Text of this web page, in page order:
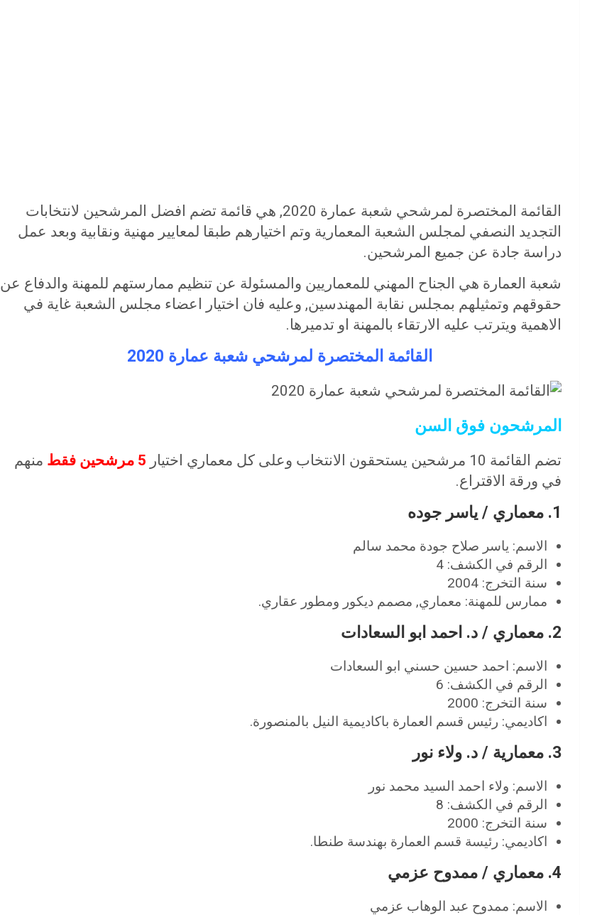
القائمة المختصرة لمرشحي شعبة عمارة 2020, هي قائمة تضم افضل المرشحين لانتخابات
التجديد النصفي لمجلس الشعبة المعمارية وتم اختيارهم طبقا لمعايير مهنية ونقابية وبعد عمل
دراسة جادة عن جميع المرشحين.
شعبة العمارة هي الجناح المهني للمعماريين والمسئولة عن تنظيم ممارستهم للمهنة والدفاع عن
حقوقهم وتمثيلهم بمجلس نقابة المهندسين, وعليه فان اختيار اعضاء مجلس الشعبة غاية في
الاهمية ويترتب عليه الارتقاء بالمهنة او تدميرها.
القائمة المختصرة لمرشحي شعبة عمارة 2020
المرشحون فوق السن
تضم القائمة 10 مرشحين يستحقون الانتخاب وعلى كل معماري اختيار 5 مرشحين فقط
منهم
في ورقة الاقتراع.
1. معماري / ياسر جوده
الاسم: ياسر صلاح جودة محمد سالم
الرقم في الكشف: 4
سنة التخرج: 2004
ممارس للمهنة: معماري, مصمم ديكور ومطور عقاري.
2. معماري / د. احمد ابو السعادات
الاسم: احمد حسين حسني ابو السعادات
الرقم في الكشف: 6
سنة التخرج: 2000
اكاديمي: رئيس قسم العمارة باكاديمية النيل بالمنصورة.
3. معمارية / د. ولاء نور
الاسم: ولاء احمد السيد محمد نور
الرقم في الكشف: 8
سنة التخرج: 2000
اكاديمي: رئيسة قسم العمارة بهندسة طنطا.
4. معماري / ممدوح عزمي
الاسم: ممدوح عبد الوهاب عزمي